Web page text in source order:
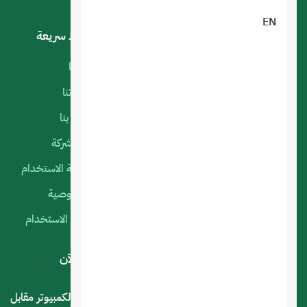
EN
روابط سريعة
أعمالنا
منتجاتنا
اتصل بنا
عن الشركة
سياسة الاستخدام
الخصوصية
شروط الاستخدام
لديك استفسار أو اقتراح؟ .. اتصل بنا الآن
المملكة العربية السعودية - الرياض - حي العليا سوق الكمبيوتر مقابل